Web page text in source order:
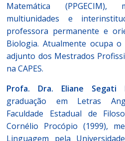
Matemática (PPGECIM),
multiunidades e
professora permanente e
Biologia. Atualmente ocupa
adjunto dos Mestrados
na CAPES.
Profa. Dra. Eliane Segati
graduação em Letras
Faculdade Estadual de
Cornélio Procópio (1999),
Linguagem pela